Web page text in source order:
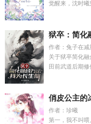
觉醒来，沈时
狱卒：简化
作者：兔子在减
关于狱卒简化
田前武道后期
俏皮公主的
作者：珍曦
第一，我不叫